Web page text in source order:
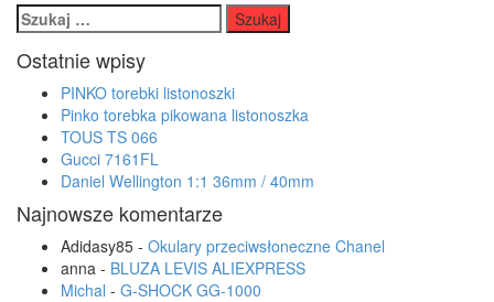
Szukaj:
Ostatnie wpisy
PINKO torebki listonoszki
Pinko torebka pikowana listonoszka
TOUS TS 066
Gucci 7161FL
Daniel Wellington 1:1 36mm / 40mm
Najnowsze komentarze
Adidasy85 - Okulary przeciwsłoneczne Chanel
anna - BLUZA LEVIS ALIEXPRESS
Michal - G-SHOCK GG-1000